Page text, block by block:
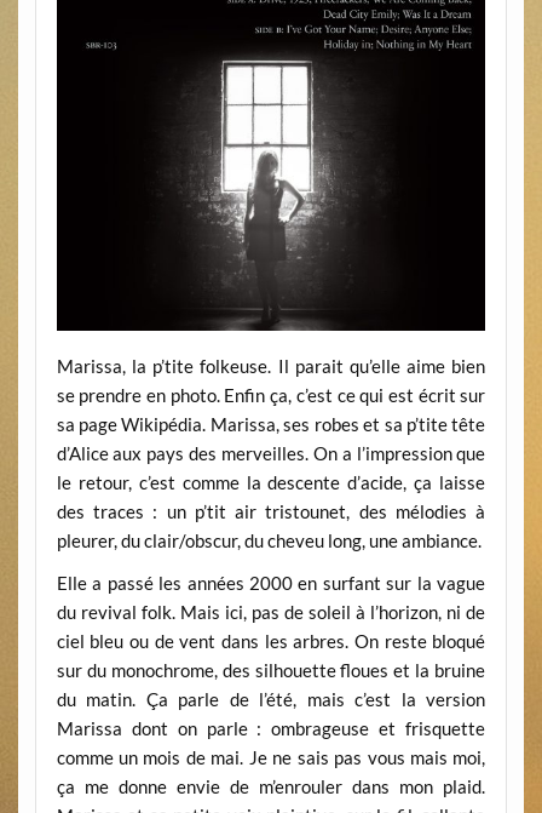
Marissa, la p’tite folkeuse. Il parait qu’elle aime bien
se prendre en photo. Enfin ça, c’est ce qui est écrit sur
sa page Wikipédia. Marissa, ses robes et sa p’tite tête
d’Alice aux pays des merveilles. On a l’impression que
le retour, c’est comme la descente d’acide, ça laisse
des traces : un p’tit air tristounet, des mélodies à
pleurer, du clair/obscur, du cheveu long, une ambiance.
Elle a passé les années 2000 en surfant sur la vague
du revival folk. Mais ici, pas de soleil à l’horizon, ni de
ciel bleu ou de vent dans les arbres. On reste bloqué
sur du monochrome, des silhouette floues et la bruine
du matin. Ça parle de l’été, mais c’est la version
Marissa dont on parle : ombrageuse et frisquette
comme un mois de mai. Je ne sais pas vous mais moi,
ça me donne envie de m’enrouler dans mon plaid.